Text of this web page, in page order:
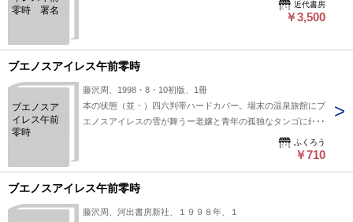
零時 署名
近代書房
￥3,500
ブエノスアイレス午前零時
ブエノスア
イレス午前
零時
藤沢周、1998・8・10初版、1冊
本の状態（並・）四六判帯ハードカバー。場末の温泉旅館にブ
エノスアイレスの雪が舞うー老嬢と青年の孤独なタンゴに幻滅
ふくろう
￥710
ブエノスアイレス午前零時
藤沢周、河出書房新社、１９９８年、１